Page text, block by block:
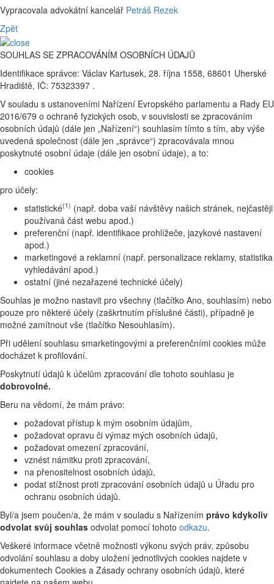
Vypracovala advokátní kancelář Petráš Rezek
Zpět
SOUHLAS SE ZPRACOVÁNÍM OSOBNÍCH ÚDAJŮ
Identifikace správce: Václav Kartusek, 28. října 1558, 68601 Uherské
Hradiště, IČ: 75323397 .
V souladu s ustanoveními Nařízení Evropského parlamentu a Rady EU
2016/679 o ochraně fyzických osob, v souvislosti se zpracováním
osobních údajů (dále jen „Nařízení“) souhlasím tímto s tím, aby výše
uvedená společnost (dále jen „správce“) zpracovávala mnou
poskytnuté osobní údaje (dále jen osobní údaje), a to:
cookies
pro účely:
statistické(1) (např. doba vaší návštěvy našich stránek, nejčastěji
používaná část webu apod.)
preferenční (např. identifikace prohlížeče, jazykové nastavení
apod.)
marketingové a reklamní (např. personalizace reklamy, statistika
vyhledávání apod.)
ostatní (jiné nezařazené technické účely)
Souhlas je možno nastavit pro všechny (tlačítko Ano, souhlasím) nebo
pouze pro některé účely (zaškrtnutím příslušné části), případně je
možné zamítnout vše (tlačítko Nesouhlasím).
Při udělení souhlasu smarketingovými a preferenčními cookies může
docházet k profilování.
Poskytnutí údajů k účelům zpracování dle tohoto souhlasu je
dobrovolné.
Beru na vědomí, že mám právo:
požadovat přístup k mým osobním údajům,
požadovat opravu či výmaz mých osobních údajů,
požadovat omezení zpracování,
vznést námitku proti zpracování,
na přenositelnost osobních údajů,
podat stížnost proti zpracování osobních údajů u Úřadu pro
ochranu osobních údajů.
Byl/a jsem poučen/a, že mám v souladu s Nařízením právo kdykoliv
odvolat svůj souhlas odvolat pomocí tohoto odkazu.
Veškeré informace včetně možnosti výkonu svých práv, způsobu
odvolání souhlasu a doby uložení jednotlivých cookies najdete v
dokumentech Cookies a Zásady ochrany osobních údajů, které